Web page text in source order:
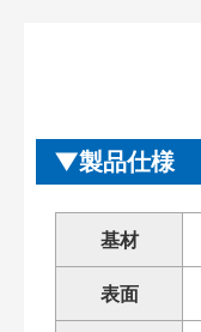
製品仕様
基材
表面